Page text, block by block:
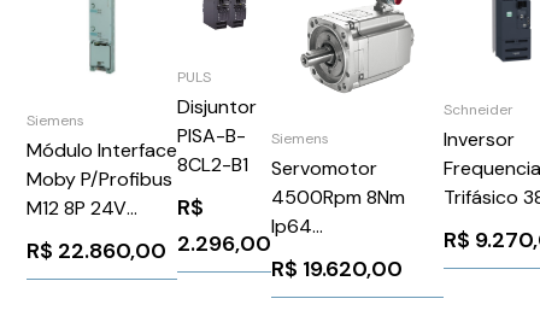
Siemens
Módulo Interface
Moby P/Profibus
M12 8P 24V
Siemens
6GT20020ED00
R$ 22.860,00
PULS
Disjuntor
PISA-B-
8CL2-B1
R$
2.296,00
Siemens
Servomotor
4500Rpm 8Nm
Ip64
1FK70802AH711RA0
Siemens 91441
R$ 19.620,00
Schneider
Inversor
Trifásico
480V
Schneider
R$